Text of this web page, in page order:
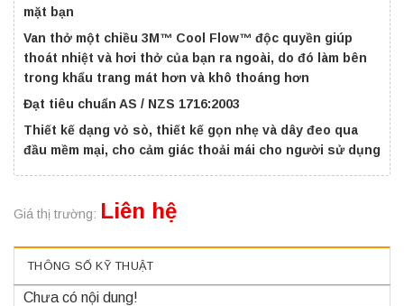
mặt bạn
Van thở một chiều 3M™ Cool Flow™ độc quyền giúp
thoát nhiệt và hơi thở của bạn ra ngoài, do đó làm bên
trong khẩu trang mát hơn và khô thoáng hơn
Đạt tiêu chuẩn AS / NZS 1716:2003
Thiết kế dạng vỏ sò, thiết kế gọn nhẹ và dây đeo qua
đầu mềm mại, cho cảm giác thoải mái cho người sử dụng
Giá thị trường: Liên hệ
THÔNG SỐ KỸ THUẬT
Chưa có nội dung!